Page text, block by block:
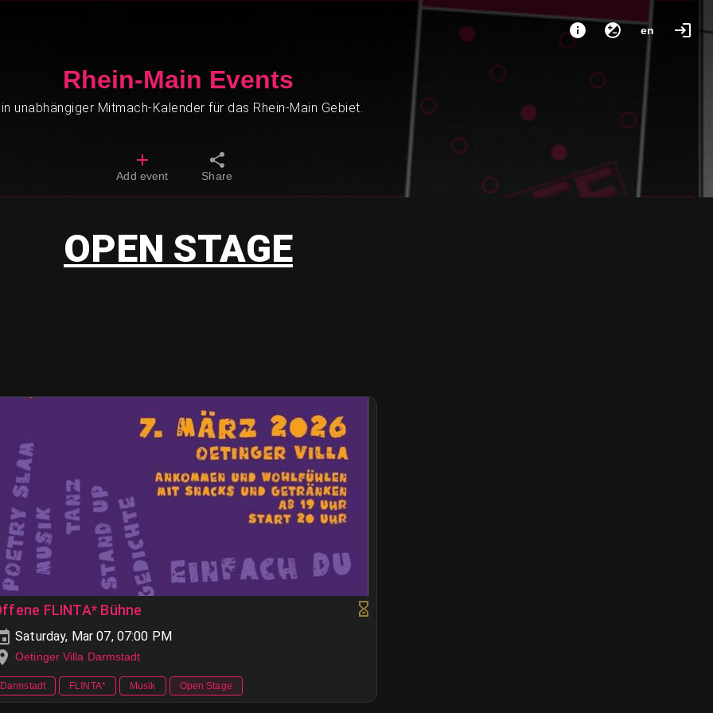
en
Rhein-Main Events
unabhängiger Mitmach-Kalender für das Rhein-Main Gebiet.
Add event Share
OPEN STAGE
FLINTA* Bühne
Saturday, Mar 07, 07:00 PM
Oetinger Villa Darmstadt
Darmstadt FLINTA* Musik Open Stage